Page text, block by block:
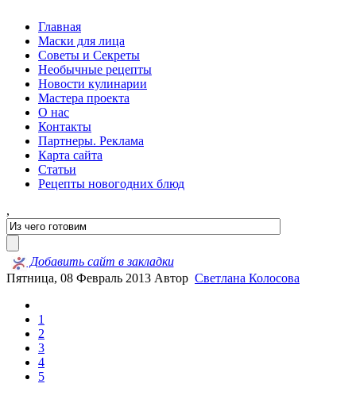
Главная
Маски для лица
Советы и Секреты
Необычные рецепты
Новости кулинарии
Мастера проекта
О нас
Контакты
Партнеры. Реклама
Карта сайта
Статьи
Рецепты новогодних блюд
,
Добавить сайт в закладки
Пятница, 08 Февраль 2013 Автор Светлана Колосова
1
2
3
4
5